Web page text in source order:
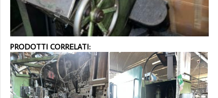
PRODOTTI CORRELATI: